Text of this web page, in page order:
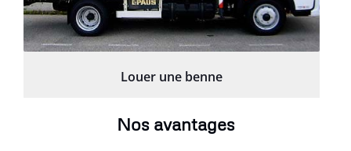
Louer une benne
Nos avantages